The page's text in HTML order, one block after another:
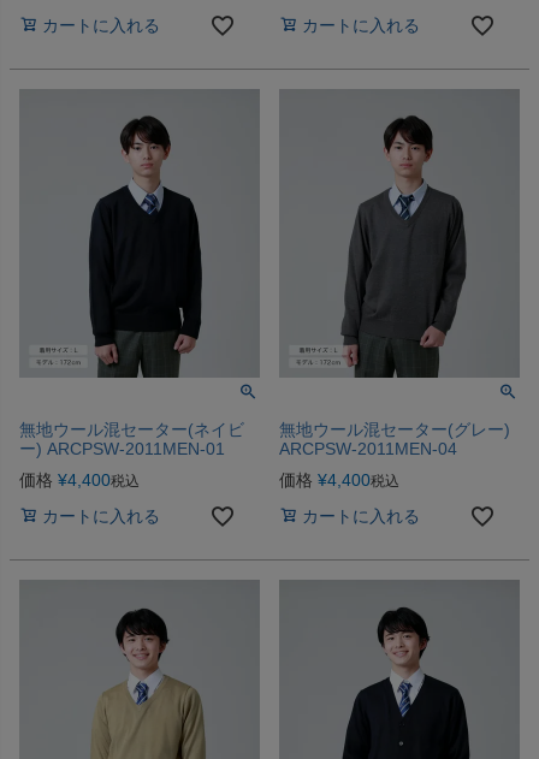
カートに入れる カートに入れる
無地ウール混セーター(ネイビ
ー) ARCPSW-2011MEN-01
価格 ¥4,400税込
カートに入れる
無地ウール混セーター(グレー)
ARCPSW-2011MEN-04
価格 ¥4,400税込
カートに入れる